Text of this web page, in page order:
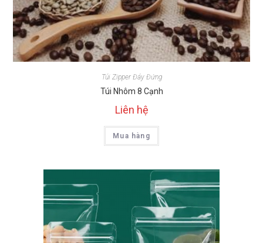
Túi Zipper Đáy Đứng
Túi Nhôm 8 Cạnh
Liên hệ
Mua hàng